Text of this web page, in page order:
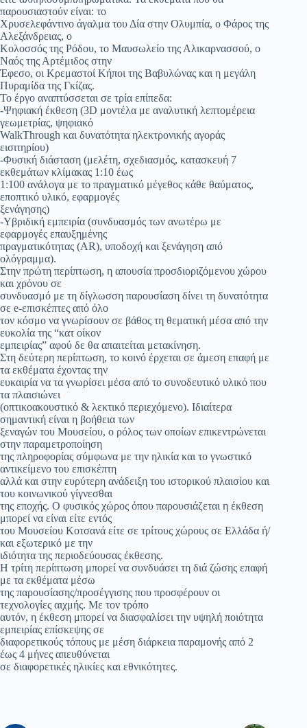
παρουσιαστούν είναι: το
Χρυσελεφάντινο άγαλμα του Δία στην Ολυμπία, ο Φάρος της
Αλεξάνδρειας, ο
Κολοσσός της Ρόδου, το Μαυσωλείο της Αλικαρνασσού, ο
Ναός της Αρτέμιδος στην
Έφεσο, οι Κρεμαστοί Κήποι της Βαβυλώνας και η μεγάλη
Πυραμίδα της Γκίζας.
Το έργο αναπτύσσεται σε τρία επίπεδα:
-Ψηφιακή έκθεση (3D μοντέλα με αναλυτική λεπτομέρεια
γεωμετρίας, ψηφιακό
WalkThrough και δυνατότητα ηλεκτρονικής αγοράς
εισιτηρίου)
-Φυσική διάσταση (μελέτη, σχεδιασμός, κατασκευή 7
εκθεμάτων κλίμακας 1:10 έως
1:100 ανάλογα με το πραγματικό μέγεθος κάθε θαύματος,
εποπτικό υλικό, εφαρμογές
ξενάγησης)
-Υβριδική εμπειρία (συνδυασμός των ανωτέρω με
εφαρμογές επαυξημένης
πραγματικότητας (AR), υποδοχή και ξενάγηση από
ολόγραμμα).
Στην πρώτη περίπτωση, η απουσία προσδιοριζόμενου χώρου
και χρόνου σε
συνδυασμό με τη δίγλωσση παρουσίαση δίνει τη δυνατότητα
σε e-επισκέπτες από όλο
τον κόσμο να γνωρίσουν σε βάθος τη θεματική μέσα από την
ευκολία της “κατ οίκον
εμπειρίας” αφού δε θα απαιτείται μετακίνηση.
Στη δεύτερη περίπτωση, το κοινό έρχεται σε άμεση επαφή με
τα εκθέματα έχοντας την
ευκαιρία να τα γνωρίσει μέσα από το συνοδευτικό υλικό που
τα πλαισιώνει
(οπτικοακουστικό & λεκτικό περιεχόμενο). Ιδιαίτερα
σημαντική είναι η βοήθεια των
ξεναγών του Μουσείου, ο ρόλος των οποίων επικεντρώνεται
στην παραμετροποίηση
της πληροφορίας σύμφωνα με την ηλικία και το γνωστικό
αντικείμενο του επισκέπτη
αλλά και στην ευρύτερη ανάδειξη του ιστορικού πλαισίου και
του κοινωνικού γίγνεσθαι
της εποχής. Ο φυσικός χώρος όπου παρουσιάζεται η έκθεση
μπορεί να είναι είτε εντός
του Μουσείου Κοτσανά είτε σε τρίτους χώρους σε Ελλάδα ή/
και εξωτερικό με την
ιδιότητα της περιοδεύουσας έκθεσης.
Η τρίτη περίπτωση μπορεί να συνδυάσει τη διά ζώσης επαφή
με τα εκθέματα μέσω
της παρουσίασης/προσέγγισης που προσφέρουν οι
τεχνολογίες αιχμής. Με τον τρόπο
αυτόν, η έκθεση μπορεί να διασφαλίσει την υψηλή ποιότητα
εμπειρίας επίσκεψης σε
διαφορετικούς τόπους με μέση διάρκεια παραμονής από 2
έως 4 μήνες απευθύνεται
σε διαφορετικές ηλικίες και εθνικότητες.